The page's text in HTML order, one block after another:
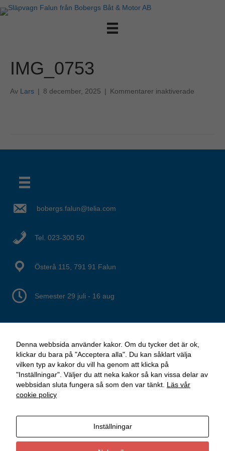
IMG_0753
Av Lars | 8 december, 2025 | Kommentarer inaktiverade
bobergs.falun@telia.com
Tel. 023-300 50
Österå 115, 791 91 Falun
Semester 29 juli - 16 aug
Granska dina inställningar
Denna webbsida använder kakor. Om du tycker det är ok,
klickar du bara på "Acceptera alla". Du kan såklart välja
vilken typ av kakor du vill ha genom att klicka på
"Inställningar". Väljer du att neka kakor så kan vissa delar av
webbsidan sluta fungera så som den var tänkt. Läs vår
cookie policy
Inställningar